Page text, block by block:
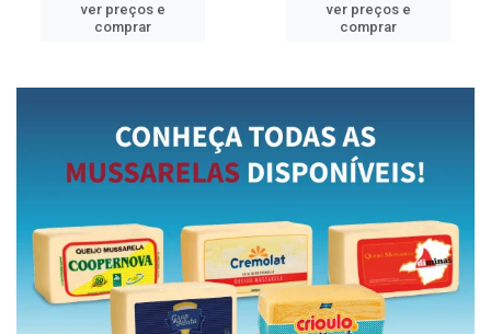
ver preços e
comprar
ver preços e
comprar